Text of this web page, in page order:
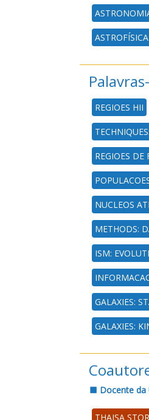
REGIOES HII
REGIOES DE
NUCLEOS
METHODS:
ISM:
GALAXIES:
GALAXIES:
Docente da
THAISA